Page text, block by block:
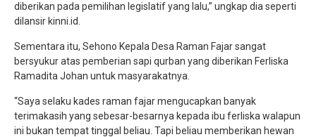
diberikan pada pemilihan legislatif yang lalu,” ungkap dia seperti
dilansir kinni.id.
Sementara itu, Sehono Kepala Desa Raman Fajar sangat
bersyukur atas pemberian sapi qurban yang diberikan Ferliska
Ramadita Johan untuk masyarakatnya.
“Saya selaku kades raman fajar mengucapkan banyak
terimakasih yang sebesar-besarnya kepada ibu ferliska walapun
ini bukan tempat tinggal beliau. Tapi beliau memberikan hewan